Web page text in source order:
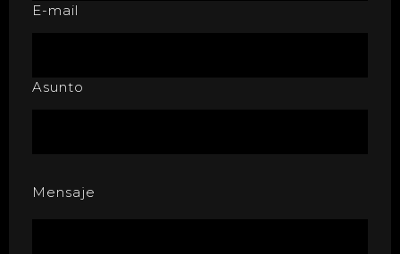
E-mail
Asunto
Mensaje